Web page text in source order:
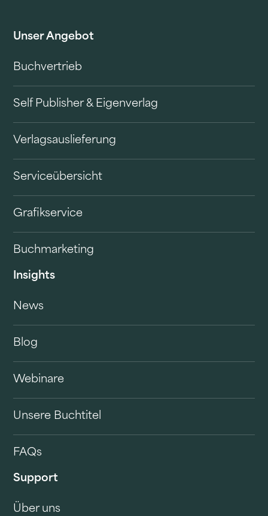
Unser Angebot
Buchvertrieb
Self Publisher & Eigenverlag
Verlagsauslieferung
Serviceübersicht
Grafikservice
Buchmarketing
Insights
News
Blog
Webinare
Unsere Buchtitel
FAQs
Support
Über uns